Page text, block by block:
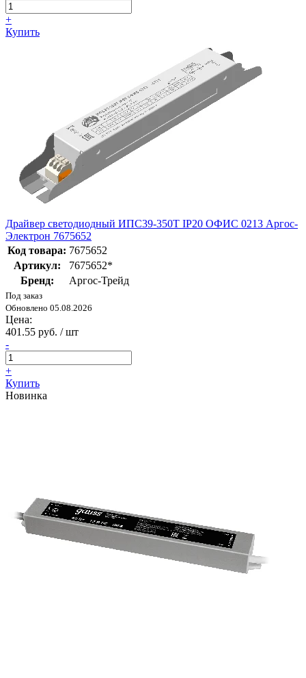
+
Купить
Драйвер светодиодный ИПС39-350Т IP20 ОФИС 0213 Аргос-
Электрон 7675652
Код товара: 7675652
Артикул:
7675652*
Бренд:
Аргос-Трейд
Под заказ
Обновлено 05.08.2026
Цена:
401.55 руб. / шт
-
+
Купить
Новинка